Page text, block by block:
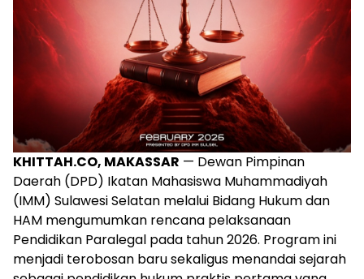
KHITTAH.CO, MAKASSAR — Dewan Pimpinan
Daerah (DPD) Ikatan Mahasiswa Muhammadiyah
(IMM) Sulawesi Selatan melalui Bidang Hukum dan
HAM mengumumkan rencana pelaksanaan
Pendidikan Paralegal pada tahun 2026. Program ini
menjadi terobosan baru sekaligus menandai sejarah